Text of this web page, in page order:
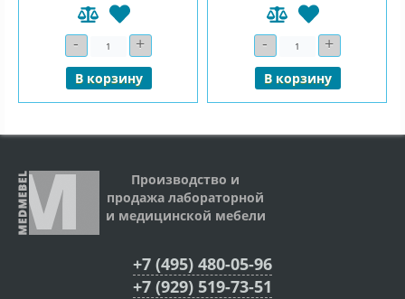
- Количество+
В корзину
- Количество+
В корзину
Производство и
продажа лабораторной
и медицинской мебели
+7 (495) 480-05-96
+7 (929) 519-73-51